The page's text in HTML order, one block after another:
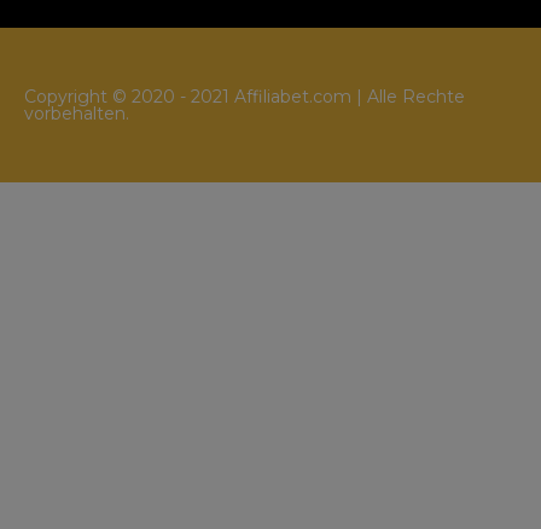
Copyright © 2020 - 2021 Affiliabet.com | Alle Rechte
vorbehalten.